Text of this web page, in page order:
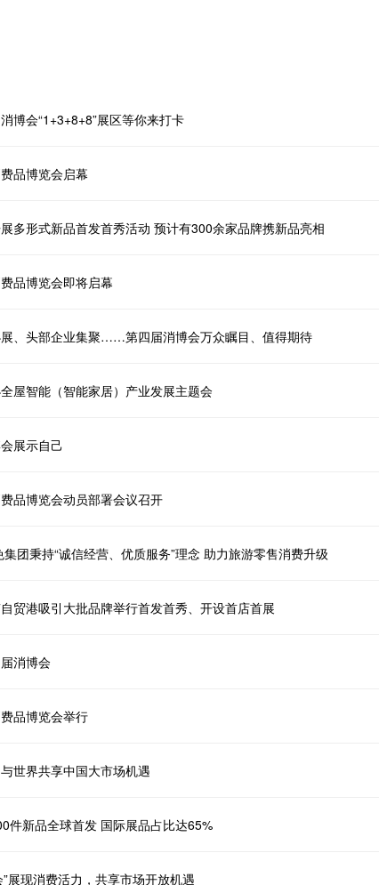
博会“1+3+8+8”展区等你来打卡
品博览会启幕
多形式新品首发首秀活动 预计有300余家品牌携新品亮相
品博览会即将启幕
、头部企业集聚……第四届消博会万众瞩目、值得期待
屋智能（智能家居）产业发展主题会
展示自己
品博览会动员部署会议召开
团秉持“诚信经营、优质服务”理念 助力旅游零售消费升级
贸港吸引大批品牌举行首发首秀、开设首店首展
消博会
品博览会举行
世界共享中国大市场机遇
件新品全球首发 国际展品占比达65%
展现消费活力，共享市场开放机遇